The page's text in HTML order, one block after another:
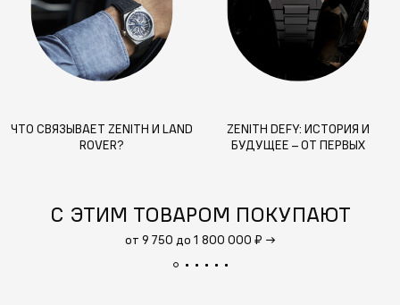
ЧТО СВЯЗЫВАЕТ ZENITH И LAND
ROVER?
ZENITH DEFY: ИСТОРИЯ И
БУДУЩЕЕ – ОТ ПЕРВЫХ
С ЭТИМ ТОВАРОМ ПОКУПАЮТ
от 9 750 до 1 800 000 ₽ →